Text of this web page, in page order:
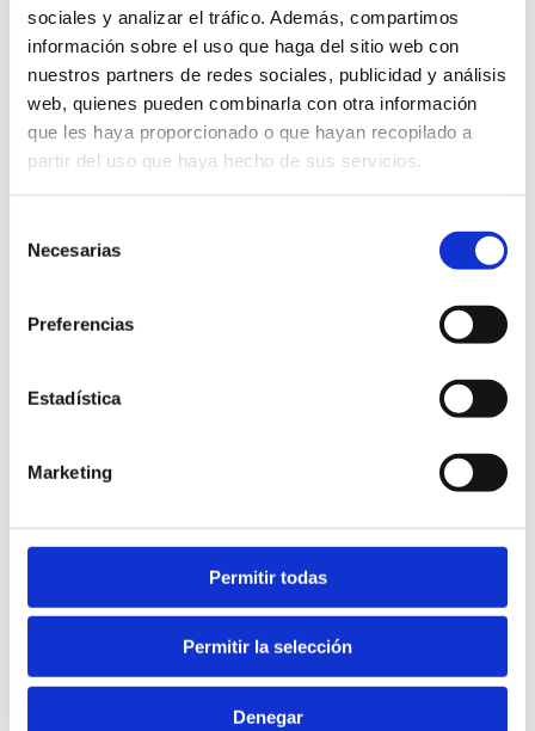
sociales y analizar el tráfico. Además, compartimos
información sobre el uso que haga del sitio web con
nuestros partners de redes sociales, publicidad y análisis
web, quienes pueden combinarla con otra información
que les haya proporcionado o que hayan recopilado a
partir del uso que haya hecho de sus servicios.
Necesarias
Preferencias
Estadística
Marketing
Permitir todas
Permitir la selección
Denegar
Contenu associé